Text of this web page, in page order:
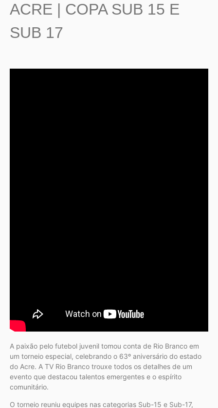
ACRE | COPA SUB 15 E
SUB 17
A paixão pelo futebol juvenil tomou conta de Rio Branco em
um torneio especial, celebrando o 63º aniversário do estado
do Acre. A TV Rio Branco trouxe todos os detalhes de um
evento que destacou talentos emergentes e o espírito
comunitário.
O torneio reuniu equipes nas categorias Sub-15 e Sub-17,